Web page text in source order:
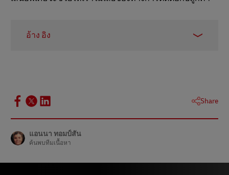
อ้าง อิง
4 - 2Checkout blog
Share
แอนนา ทอมป์สัน
ค้นพบทีมเนื้อหา